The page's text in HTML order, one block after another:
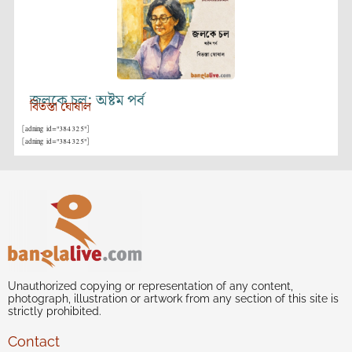
জলকে চল: অষ্টম পর্ব
বিতস্তা ঘোষাল
[adning id="384325"]
[adning id="384325"]
Unauthorized copying or representation of any content,
photograph, illustration or artwork from any section of this site is
strictly prohibited.
Contact